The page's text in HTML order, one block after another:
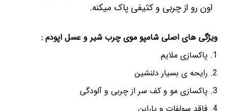
اون رو از چربی و کثیفی پاک میکنه.
ویژگی های اصلی شامپو موی چرب شیر و عسل اپودم :
پاکسازی ملایم
رایحه ی بسیار دلنشین
پاکسازی مو و کف سر از چربی و آلودگی